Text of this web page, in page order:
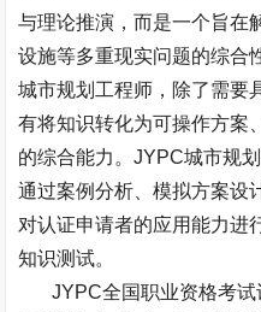
与理论推演，而是一个旨在
设施等多重现实问题的综合
城市规划工程师，除了需要
有将知识转化为可操作方案
的综合能力。JYPC城市规
通过案例分析、模拟方案设
对认证申请者的应用能力进
知识测试。
JYPC全国职业资格考